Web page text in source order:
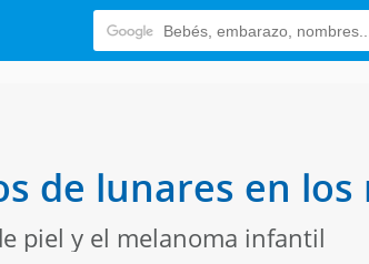
de lunares en los
piel y el melanoma infantil